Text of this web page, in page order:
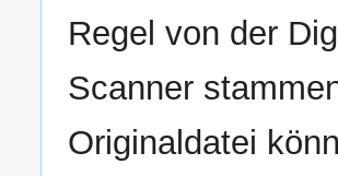
Regel von der
Scanner
Originaldatei